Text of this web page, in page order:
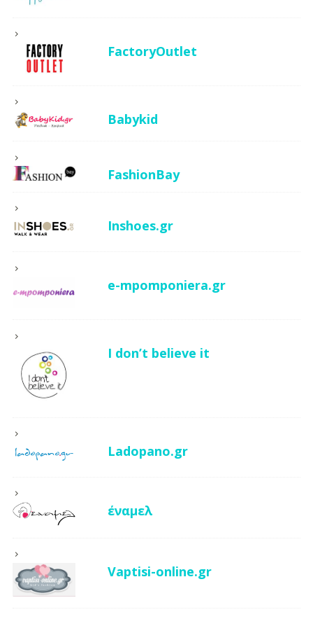
FactoryOutlet
Babykid
FashionBay
Inshoes.gr
e-mpomponiera.gr
I don’t believe it
Ladopano.gr
έναμελ
Vaptisi-online.gr